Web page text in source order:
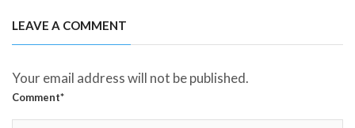
LEAVE A COMMENT
Your email address will not be published.
Comment*